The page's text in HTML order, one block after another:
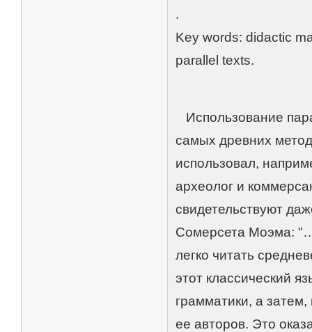
.
Key words: didactic
parallel texts.
Использование
самых древних
использовал,
археолог и
свидетельствуют
Сомерсета Моэма:
легко читать
этот классический
грамматики, а
ее авторов. Это